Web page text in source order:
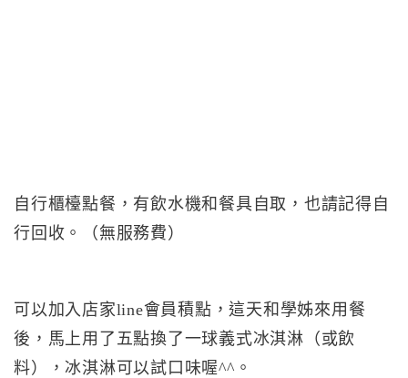
自行櫃檯點餐，有飲水機和餐具自取，也請記得自
行回收。（無服務費）
可以加入店家line會員積點，這天和學姊來用餐
後，馬上用了五點換了一球義式冰淇淋（或飲
料），冰淇淋可以試口味喔^^。